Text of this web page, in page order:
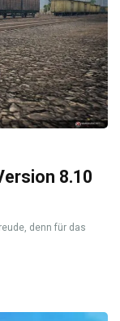
8.10
denn für das